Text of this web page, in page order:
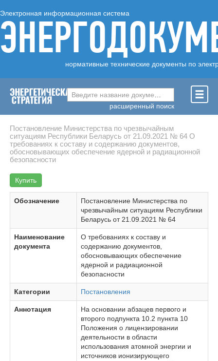
Электронная информационная система
нормативные технические документы по
Введите название документа ...
расширенный поиск
Постановление Министерства по чрезвычайным
ситуациям Республики Беларусь от 21.09.2021 № 64 О
требованиях к составу и содержанию документов,
обосновывающих обеспечение ядерной и радиационной
безопасности
Купить
Обозначение
Постановление Министерства по
чрезвычайным ситуациям Республики
Беларусь от 21.09.2021 № 64
Наименование
документа
О требованиях к составу и
содержанию документов,
обосновывающих обеспечение
ядерной и радиационной
безопасности
Категории Постановления
Аннотация
На основании абзацев первого и
второго подпункта 10.2 пункта 10
Положения о лицензировании
деятельности в области
использования атомной энергии и
источников ионизирующего